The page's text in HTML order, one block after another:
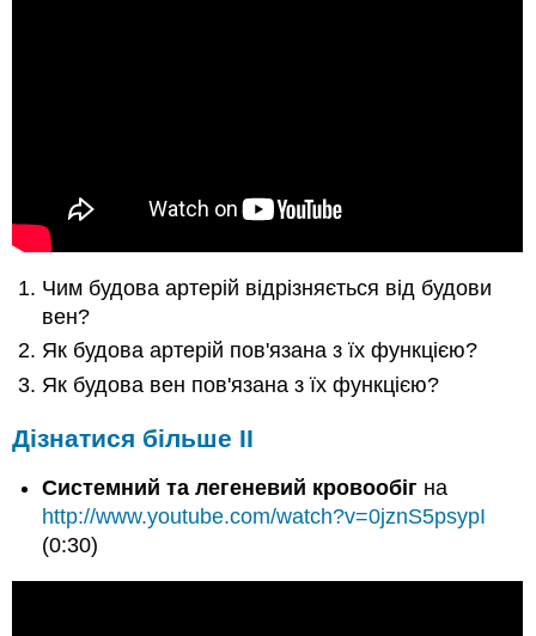
Чим будова артерій відрізняється від будови
вен?
Як будова артерій пов'язана з їх функцією?
Як будова вен пов'язана з їх функцією?
Дізнатися більше II
Системний та легеневий кровообіг на
http://www.youtube.com/watch?v=0jznS5psypI
(0:30)